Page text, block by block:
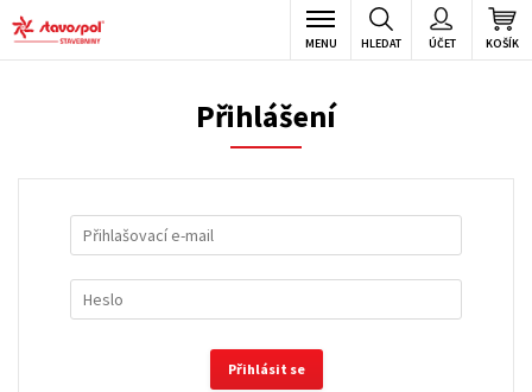
KOŠÍK
ÚČET
HLEDAT
MENU
Přihlášení
Přihlásit se